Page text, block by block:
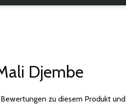
Djembe
Bewertungen zu diesem Produkt und